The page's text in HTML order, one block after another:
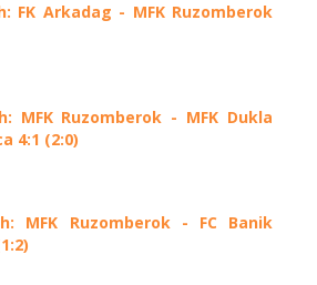
FK Arkadag - MFK Ruzomberok
MFK Ruzomberok - MFK Dukla
4:1 (2:0)
MFK Ruzomberok - FC Banik